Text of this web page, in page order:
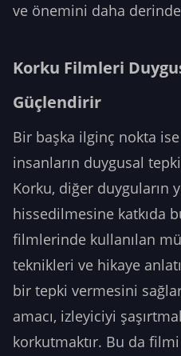
ve önemini daha
Korku Filmleri
Güçlendirir
Bir başka ilginç nokta
insanların duygusal
Korku, diğer duyguların
hissedilmesine katkıda
filmlerinde kullanılan
teknikleri ve hikaye
bir tepki vermesini
amacı, izleyiciyi
korkutmaktır. Bu da